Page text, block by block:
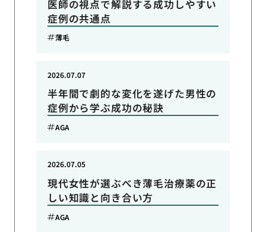
医師の視点で解説する成功しやすい
症例の共通点
薄毛
半年間で劇的な変化を遂げた男性の
症例から学ぶ成功の秘訣
2026.07.07
AGA
現代女性が選ぶべき薄毛治療薬の正
しい知識と向き合い方
2026.07.05
AGA